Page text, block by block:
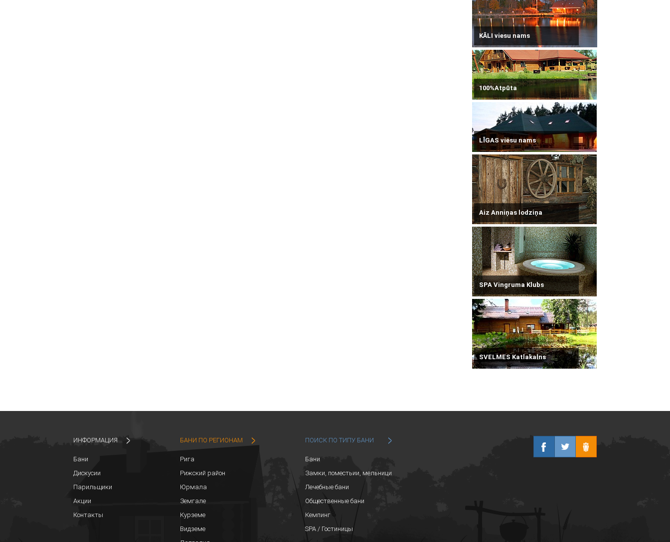
KĀLI viesu nams
100%Atpūta
LĪGAS viesu nams
Aiz Anniņas lodziņa
SPA Vingruma Klubs
SVELMES Katlakalns
ИНФОРМАЦИЯ
Бани
Дискусии
Парильщики
Акции
Контакты
БАНИ ПО РЕГИОНАМ
Рига
Рижский район
Юрмала
Земгале
Курземе
Видземе
ПОИСК ПО ТИПУ БАНИ
Бани
Замки, поместьии, мельници
Лечебные бани
Общественные бани
Кемпинг
SPA / Гостиницы